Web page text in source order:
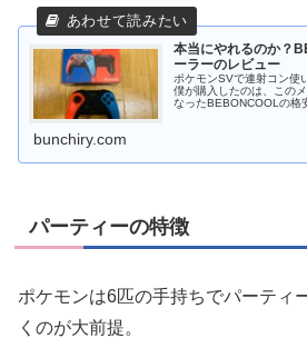
本当にやれるのか？
ーラーのレビュー
ポケモンSVで連射コン使
僕が購入したのは、この
なったBEBONCOOLの格
bunchiry.com
パーティーの特徴
ポケモンは6匹の手持ちでパーティ
くのが大前提。